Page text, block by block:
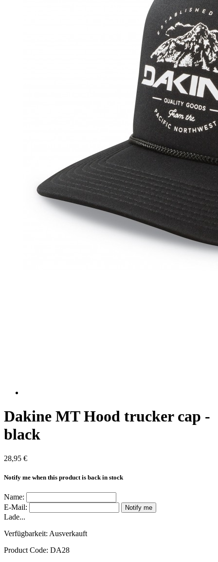
Dakine MT Hood trucker cap -
black
28,95 €
Notify me when this product is back in stock
Name:
E-Mail:
Notify me
Lade...
Verfügbarkeit: Ausverkauft
Product Code: DA28